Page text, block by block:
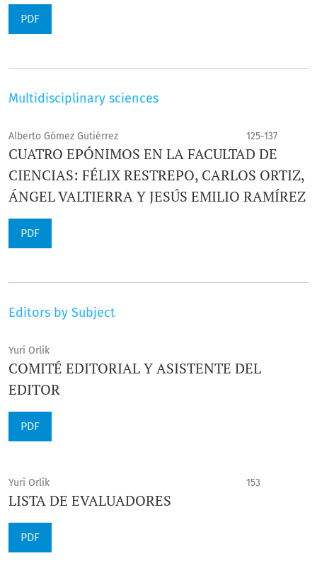
PDF
Multidisciplinary sciences
Alberto Gómez Gutiérrez 125-137
CUATRO EPÓNIMOS EN LA FACULTAD DE
CIENCIAS: FÉLIX RESTREPO, CARLOS ORTIZ,
ÁNGEL VALTIERRA Y JESÚS EMILIO RAMÍREZ
PDF
Editors by Subject
Yuri Orlik
COMITÉ EDITORIAL Y ASISTENTE DEL
EDITOR
PDF
Yuri Orlik 153
LISTA DE EVALUADORES
PDF